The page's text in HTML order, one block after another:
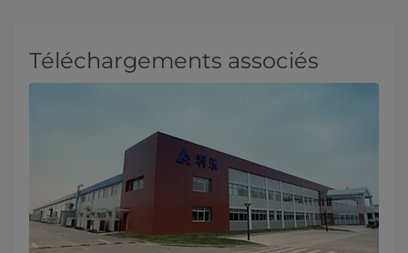
Téléchargements associés